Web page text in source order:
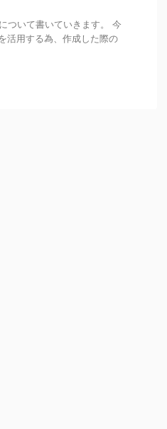
ついて書いていきます。 今
活用する為、作成した際の